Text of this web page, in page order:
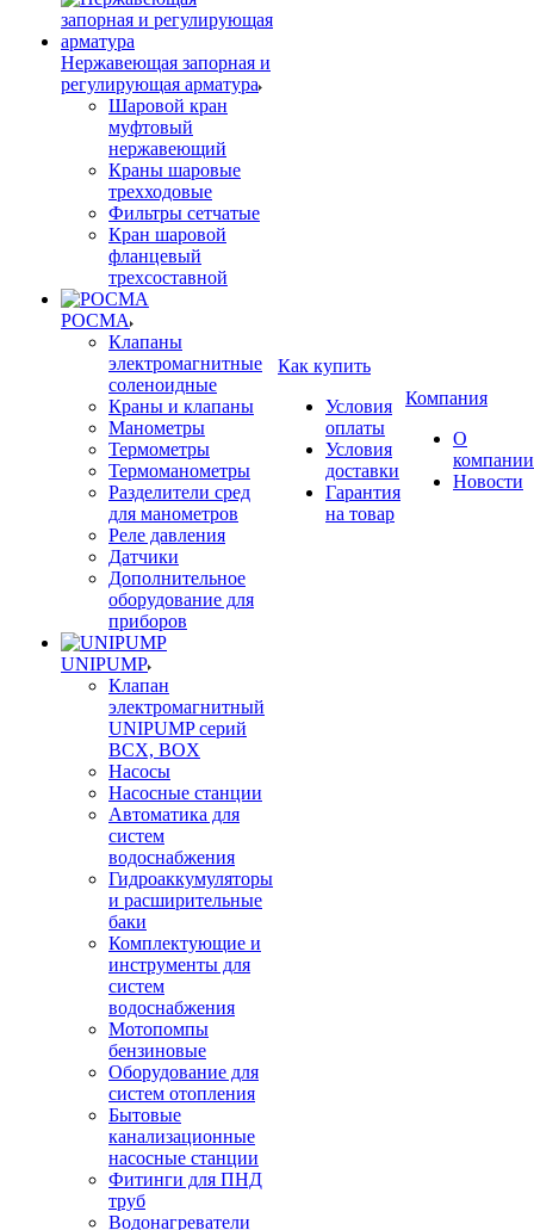
Нержавеющая запорная и
регулирующая арматура
Шаровой кран
муфтовый
нержавеющий
Краны шаровые
трехходовые
Фильтры сетчатые
Кран шаровой
фланцевый
трехсоставной
РОСМА
Клапаны
электромагнитные
соленоидные
Краны и клапаны
Манометры
Термометры
Термоманометры
Разделители сред
для манометров
Реле давления
Датчики
Дополнительное
оборудование для
приборов
UNIPUMP
Клапан
электромагнитный
UNIPUMP серий
BCX, BOX
Насосы
Насосные станции
Автоматика для
систем
водоснабжения
Гидроаккумуляторы
и расширительные
баки
Комплектующие и
инструменты для
систем
водоснабжения
Мотопомпы
бензиновые
Оборудование для
систем отопления
Бытовые
канализационные
насосные станции
Фитинги для ПНД
труб
Водонагреватели
Как купить
Условия
оплаты
Условия
доставки
Гарантия
на товар
Компания
О
компании
Новости